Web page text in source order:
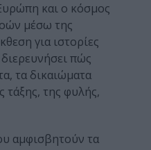
και ο κόσμος
μέσω της
για ιστορίες
πώς
τα δικαιώματα
τάξης, της φυλής,
αμφισβητούν τα